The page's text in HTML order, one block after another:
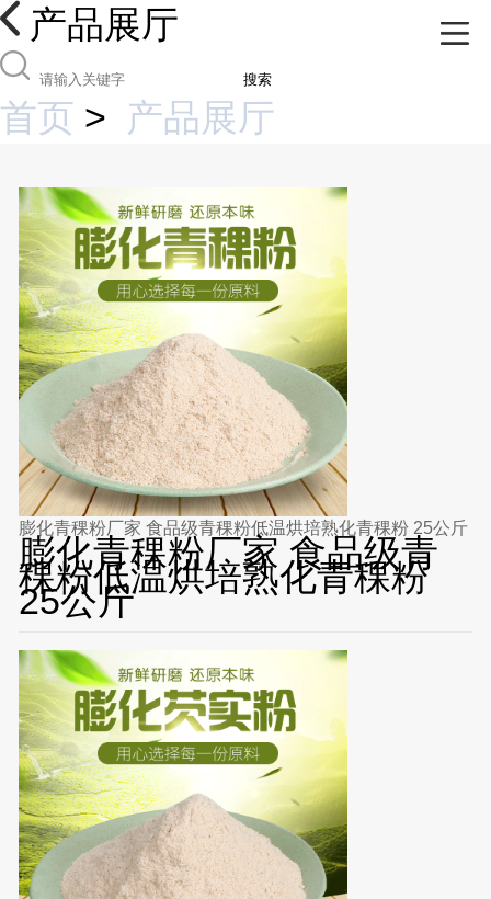
产品展厅
搜索
首页 > 产品展厅
膨化青稞粉厂家 食品级青稞粉低温烘培熟化青稞粉 25公斤
膨化青稞粉厂家 食品级青
稞粉低温烘培熟化青稞粉
25公斤